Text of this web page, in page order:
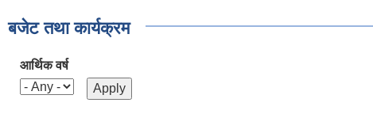
बजेट तथा कार्यक्रम
आर्थिक वर्ष